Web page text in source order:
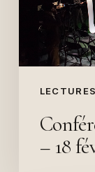
LECTURES
février
2015
– 18